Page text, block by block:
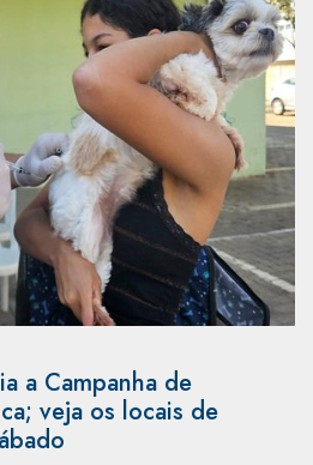
a Campanha de
veja os locais de